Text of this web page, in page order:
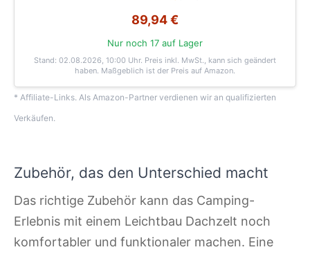
89,94 €
Nur noch 17 auf Lager
Stand: 02.08.2026, 10:00 Uhr. Preis inkl. MwSt., kann sich geändert
haben. Maßgeblich ist der Preis auf Amazon.
* Affiliate-Links. Als Amazon-Partner verdienen wir an qualifizierten
Verkäufen.
Zubehör, das den Unterschied macht
Das richtige Zubehör kann das Camping-
Erlebnis mit einem Leichtbau Dachzelt noch
komfortabler und funktionaler machen. Eine